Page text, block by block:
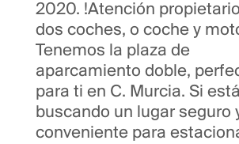
2020. !Atención
dos coches, o coche y
Tenemos la plaza de
aparcamiento doble,
para ti en C. Murcia. Si
buscando un lugar seguro
conveniente para